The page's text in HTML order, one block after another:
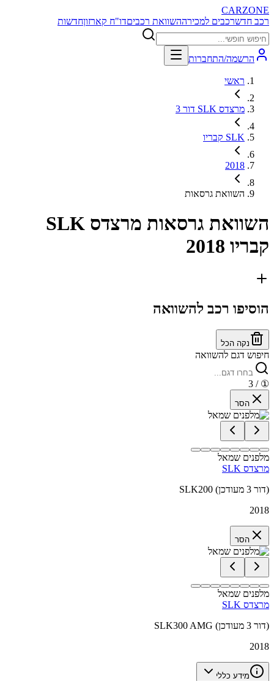
CARZONE
רכב חדשרכבים למכירההשוואת רכביםדו"ח קארזוןחדשות
הרשמה/התחברות
ראשי
מרצדס SLK דור 3
SLK קבריו
2018
השוואת גרסאות
השוואת גרסאות
מרצדס SLK
קבריו 2018
הוסיפו רכב להשוואה
נקה הכל
חיפוש דגם להשוואה
①
/ 3
הסר
מלפנים שמאל
מרצדס SLK
SLK200 (דור 3 מעודכן)
2018
הסר
מלפנים שמאל
מרצדס SLK
SLK300 AMG (דור 3 מעודכן)
2018
מידע כללי